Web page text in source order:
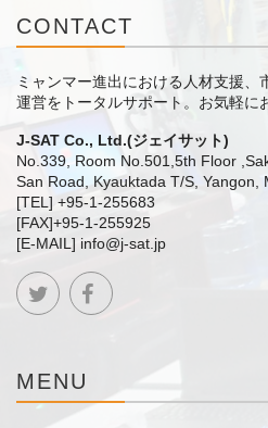
CONTACT
ミャンマー進出における人材支援、
運営をトータルサポート。 お気軽に
J-SAT Co., Ltd.(ジェイサット)
No.339, Room No.501,5th Floor
San Road, Kyauktada T/S, Yangon,
[TEL] +95-1-255683
[FAX]+95-1-255925
[E-MAIL] info@j-sat.jp
MENU